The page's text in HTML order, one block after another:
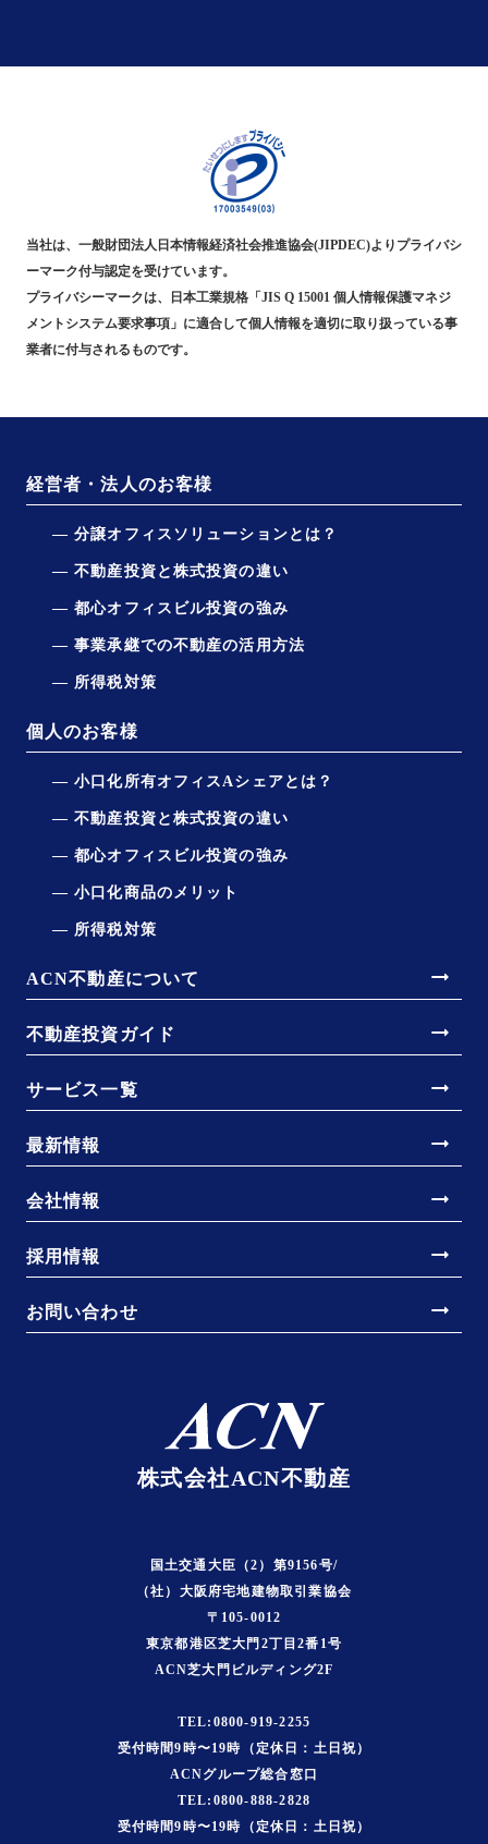
当社は、一般財団法人日本情報経済社会推進協会(JIPDEC)よりプライバシ
ーマーク付与認定を受けています。
プライバシーマークは、日本工業規格「JIS Q 15001 個人情報保護マネジ
メントシステム要求事項」に適合して個人情報を適切に取り扱っている事
業者に付与されるものです。
経営者・法人のお客様
分譲オフィスソリューションとは？
不動産投資と株式投資の違い
都心オフィスビル投資の強み
事業承継での不動産の活用方法
所得税対策
個人のお客様
小口化所有オフィスAシェアとは？
不動産投資と株式投資の違い
都心オフィスビル投資の強み
小口化商品のメリット
所得税対策
ACN不動産について arrow_right_alt
不動産投資ガイド arrow_right_alt
サービス一覧 arrow_right_alt
最新情報 arrow_right_alt
会社情報 arrow_right_alt
採用情報 arrow_right_alt
お問い合わせ arrow_right_alt
株式会社ACN不動産
国土交通大臣（2）第9156号/
（社）大阪府宅地建物取引業協会
〒105-0012
東京都港区芝大門2丁目2番1号
ACN芝大門ビルディング2F
TEL:0800-919-2255
受付時間9時〜19時（定休日：土日祝）
ACNグループ総合窓口
TEL:0800-888-2828
受付時間9時〜19時（定休日：土日祝）